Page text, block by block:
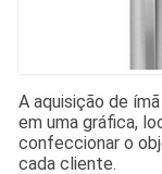
A aquisição de
em uma gráfica,
confeccionar o
cada cliente.